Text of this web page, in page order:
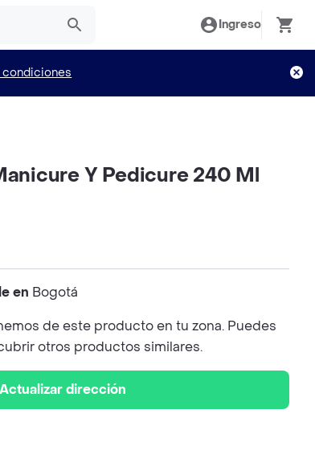
Ingreso
condiciones
Y Pedicure 240 Ml
en Bogotá
de este producto en tu zona. Puedes
otros productos similares.
Actualizar dirección